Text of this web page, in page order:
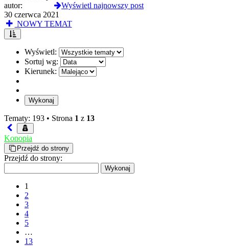
autor:
Wyświetl najnowszy post
30 czerwca 2021
NOWY TEMAT
Wyświetl:
Sortuj wg:
Kierunek:
Tematy: 193 • Strona 1 z 13
Konopia
Przejdź do strony
Przejdź do strony:
1
2
3
4
5
…
13